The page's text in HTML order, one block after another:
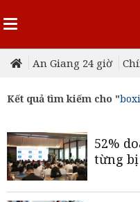
An Giang 24 giờ
Kết quả tìm kiếm cho "
52%
từng